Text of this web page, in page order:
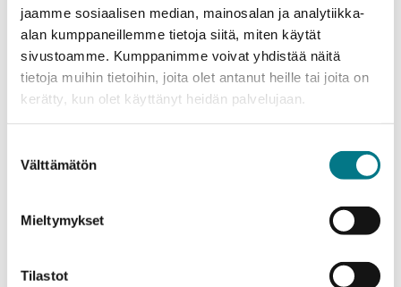
jaamme sosiaalisen median, mainosalan ja analytiikka-
alan kumppaneillemme tietoja siitä, miten käytät
sivustoamme. Kumppanimme voivat yhdistää näitä
tietoja muihin tietoihin, joita olet antanut heille tai joita on
kerätty, kun olet käyttänyt heidän palvelujaan.
valinta
Välttämätön
Mieltymykset
Tilastot
Uudesta ampumaradasta liiketoimintaa -
Honkamäen toimintakeskus
06.08.2026
management in Kazakhstan and Uzbekistan